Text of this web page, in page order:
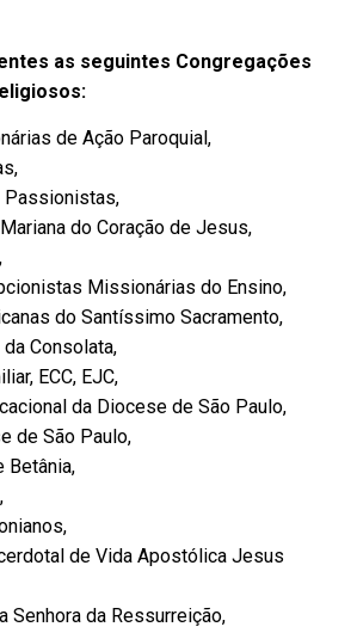
as seguintes Congregações
de Ação Paroquial,
Passionistas,
do Coração de Jesus,
Missionárias do Ensino,
do Santíssimo Sacramento,
Consolata,
ECC, EJC,
da Diocese de São Paulo,
de São Paulo,
Betânia,
de Vida Apostólica Jesus
Senhora da Ressurreição,